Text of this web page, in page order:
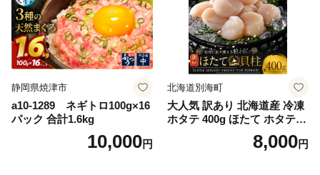
静岡県焼津市
a10-1289 ネギトロ100g×16
パック 合計1.6kg
10,000円
北海道別海町
大人気 訳あり 北海道産 冷凍
ホタテ 400g ほたて ホタテ
8,000円